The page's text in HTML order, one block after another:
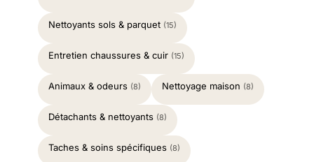
Nettoyants sols & parquet (15)
Entretien chaussures & cuir (15)
Animaux & odeurs (8) Nettoyage maison (8)
Détachants & nettoyants (8)
Taches & soins spécifiques (8)